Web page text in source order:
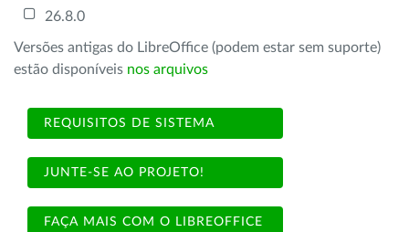
26.8.0
Versões antigas do LibreOffice (podem estar sem suporte)
estão disponíveis nos arquivos
REQUISITOS DE SISTEMA
JUNTE-SE AO PROJETO!
FAÇA MAIS COM O LIBREOFFICE